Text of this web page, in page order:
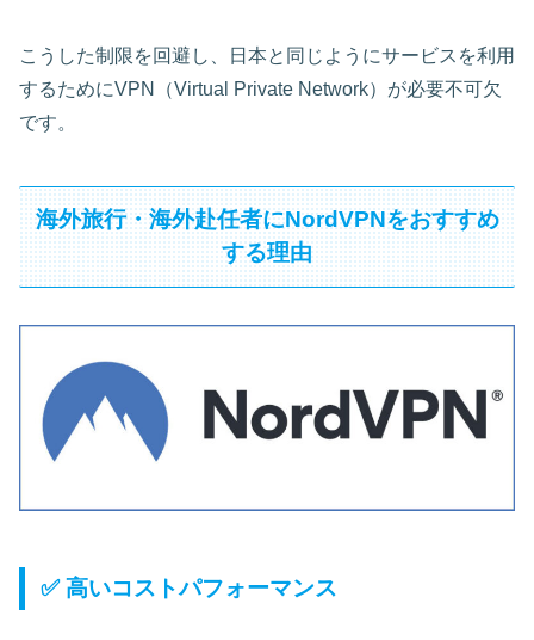
こうした制限を回避し、日本と同じようにサービスを利用
するためにVPN（Virtual Private Network）が必要不可欠
です。
海外旅行・海外赴任者にNordVPNをおすすめ
する理由
✅ 高いコストパフォーマンス